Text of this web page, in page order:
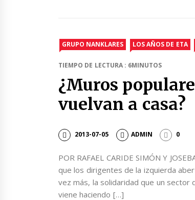
GRUPO NANKLARES LOS AÑOS DE ETA
TIEMPO DE LECTURA : 6MINUTOS
¿Muros
vuelvan a casa?
2013-07-05 ADMIN 0
POR RAFAEL CARIDE SIMÓN Y
que los dirigentes de la izquierda
vez más, la solidaridad que un
viene haciendo […]